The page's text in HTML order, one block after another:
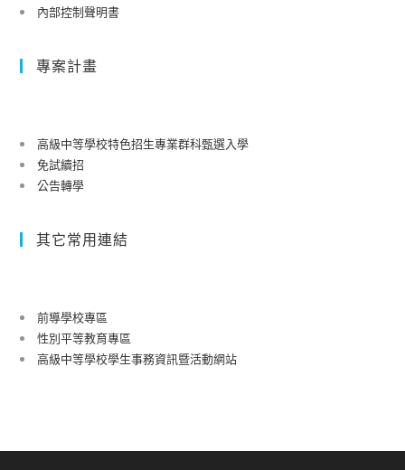
內部控制聲明書
專案計畫
高級中等學校特色招生專業群科甄選入學
免試續招
公告轉學
其它常用連結
前導學校專區
性別平等教育專區
高級中等學校學生事務資訊暨活動網站